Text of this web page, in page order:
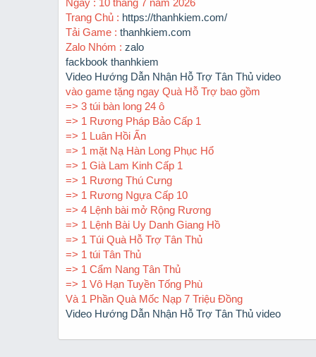
r
t
e
r
Ngày : 10 tháng 7 năm 2026
Trang Chủ : https://thanhkiem.com/
Tải Game : thanhkiem.com
Zalo Nhóm : zalo
fackbook thanhkiem
Video Hướng Dẫn Nhận Hỗ Trợ Tân Thủ video
vào game tặng ngay Quà Hỗ Trợ bao gồm
=> 3 túi bàn long 24 ô
=> 1 Rương Pháp Bảo Cấp 1
=> 1 Luân Hồi Ấn
=> 1 mặt Nạ Hàn Long Phục Hổ
=> 1 Già Lam Kinh Cấp 1
=> 1 Rương Thú Cưng
=> 1 Rương Ngựa Cấp 10
=> 4 Lệnh bài mở Rộng Rương
=> 1 Lệnh Bài Uy Danh Giang Hồ
=> 1 Túi Quà Hỗ Trợ Tân Thủ
=> 1 túi Tân Thủ
=> 1 Cẩm Nang Tân Thủ
=> 1 Vô Hạn Tuyền Tống Phù
Và 1 Phần Quà Mốc Nạp 7 Triệu Đồng
Video Hướng Dẫn Nhận Hỗ Trợ Tân Thủ video